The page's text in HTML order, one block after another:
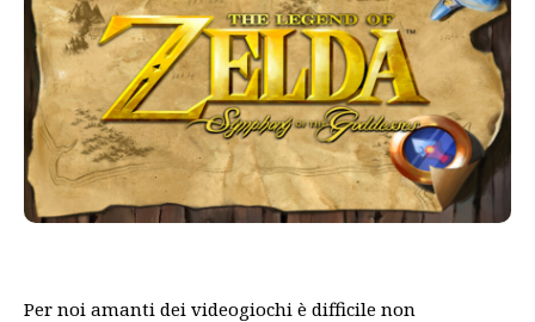
Per noi amanti dei videogiochi è difficile non